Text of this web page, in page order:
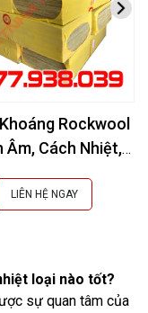
Rockwool
Âm, Cách Nhiệt,
LIÊN HỆ NGAY
sự quan tâm của